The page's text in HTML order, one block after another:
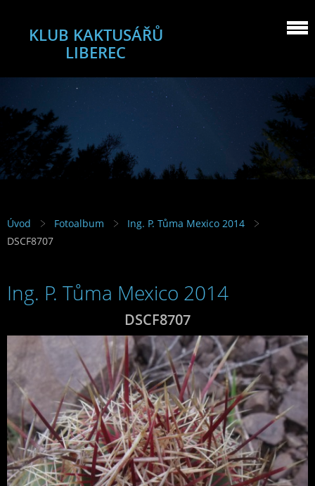
KLUB KAKTUSÁŘŮ
LIBEREC
Úvod Fotoalbum
Ing. P. Tůma Mexico 2014
DSCF8707
Ing. P. Tůma Mexico 2014
DSCF8707